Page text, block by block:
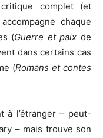
critique complet (et
chaque
(Guerre et paix de
dans certains cas
(Romans et contes
à l’étranger – peut-
– mais trouve son